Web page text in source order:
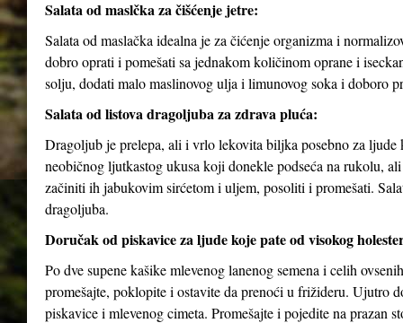
Salata od maslčka za čišćenje jetre:
Salata od maslačka idealna je za čićenje organizma i
dobro oprati i pomešati sa jednakom količinom oprane i
solju, dodati malo maslinovog ulja i limunovog soka i doboro
Salata od listova dragoljuba za zdrava pluća:
Dragoljub je prelepa, ali i vrlo lekovita biljka posebno za
neobičnog ljutkastog ukusa koji donekle podseća na rukolu,
začiniti ih jabukovim sirćetom i uljem, posoliti i promešati.
dragoljuba.
Doručak od piskavice za ljude koje pate od visokog
Po dve supene kašike mlevenog lanenog semena i celih
promešajte, poklopite i ostavite da prenoći u frižideru. Ujutro
piskavice i mlevenog cimeta. Promešajte i pojedite na prazan